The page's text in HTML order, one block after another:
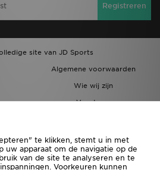
Registreren
site van JD Sports
Algemene voorwaarden
Wie wij zijn
Vacatures
te klikken, stemt u in met
uw apparaat om de navigatie op de
van de site te analyseren en te
Voorkeuren kunnen